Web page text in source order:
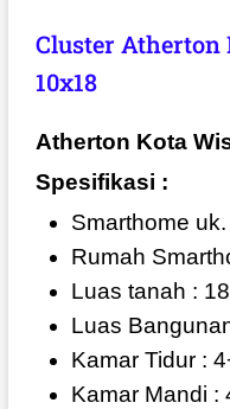
Cluster Atherton
10x18
Atherton Kota
Spesifikasi :
Smarthome
Rumah
Luas tanah :
Luas
Kamar Tidur :
Kamar Mandi :